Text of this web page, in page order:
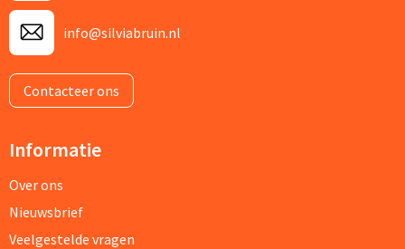
info@silviabruin.nl
Contacteer ons
Informatie
Over ons
Nieuwsbrief
Veelgestelde vragen